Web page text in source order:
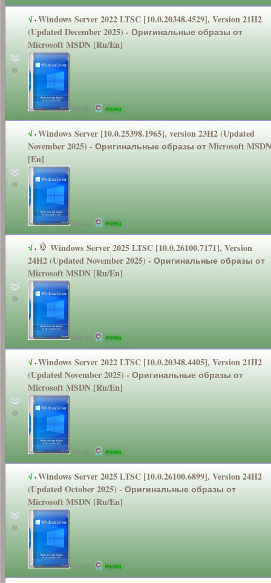
√·Windows Server 2022 LTSC [10.0.20348.4529], Version 21H2
(Updated December 2025) - Оригинальныеобразы от
Microsoft MSDN [Ru/En]
Автор: wowa
√·Windows Server [10.0.25398.1965], version 23H2 (Updated
November 2025) - Оригинальныеобразы от Microsoft MSDN
[En]
Автор: wowa
√· Windows Server 2025 LTSC [10.0.26100.7171], Version
24H2 (Updated November 2025) - Оригинальныеобразы от
Microsoft MSDN [Ru/En]
Автор: wowa
√·Windows Server 2022 LTSC [10.0.20348.4405], Version 21H2
(Updated November 2025) - Оригинальныеобразы от
Microsoft MSDN [Ru/En]
Автор: wowa
√·Windows Server 2025 LTSC [10.0.26100.6899], Version 24H2
(Updated October 2025) - Оригинальныеобразы от
Microsoft MSDN [Ru/En]
Автор: wowa